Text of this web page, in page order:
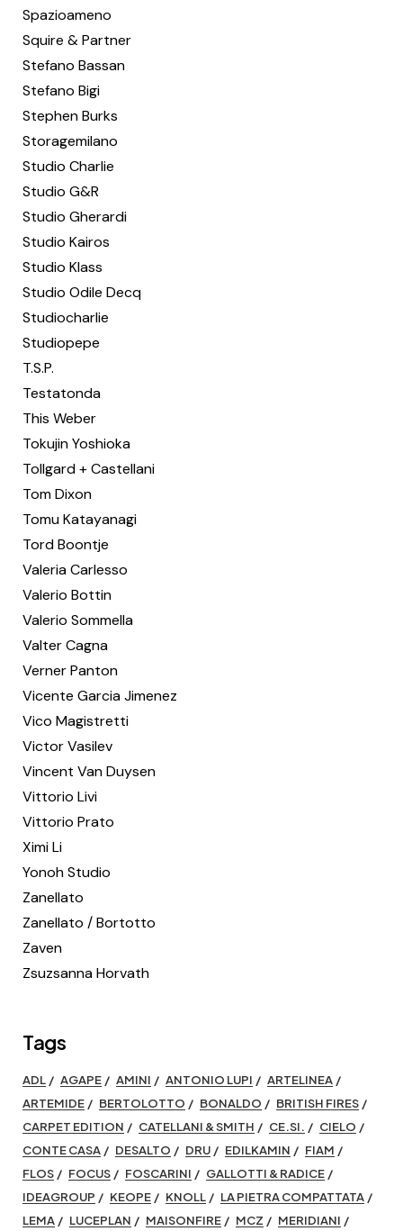
Spazioameno
Squire & Partner
Stefano Bassan
Stefano Bigi
Stephen Burks
Storagemilano
Studio Charlie
Studio G&R
Studio Gherardi
Studio Kairos
Studio Klass
Studio Odile Decq
Studiocharlie
Studiopepe
T.S.P.
Testatonda
This Weber
Tokujin Yoshioka
Tollgard + Castellani
Tom Dixon
Tomu Katayanagi
Tord Boontje
Valeria Carlesso
Valerio Bottin
Valerio Sommella
Valter Cagna
Verner Panton
Vicente Garcia Jimenez
Vico Magistretti
Victor Vasilev
Vincent Van Duysen
Vittorio Livi
Vittorio Prato
Ximi Li
Yonoh Studio
Zanellato
Zanellato / Bortotto
Zaven
Zsuzsanna Horvath
Tags
ADL AGAPE AMINI ANTONIO LUPI
ARTELINEA
ARTEMIDE
BERTOLOTTO BONALDO
BRITISH FIRES
CARPET EDITION
CATELLANI & SMITH CE.SI.
CIELO
CONTE CASA
DESALTO DRU EDILKAMIN
FIAM
FLOS
FOCUS FOSCARINI
GALLOTTI & RADICE
IDEAGROUP
KEOPE KNOLL
LA PIETRA COMPATTATA
LEMA
LUCEPLAN MAISONFIRE MCZ
MERIDIANI